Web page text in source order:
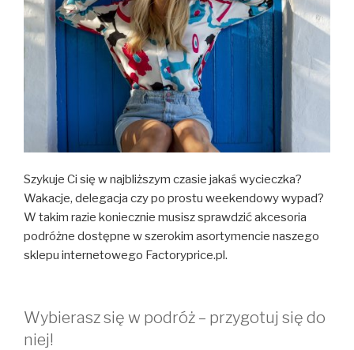
Szykuje Ci się w najbliższym czasie jakaś wycieczka?
Wakacje, delegacja czy po prostu weekendowy wypad?
W takim razie koniecznie musisz sprawdzić akcesoria
podróżne dostępne w szerokim asortymencie naszego
sklepu internetowego Factoryprice.pl.
Wybierasz się w podróż – przygotuj się do
niej!